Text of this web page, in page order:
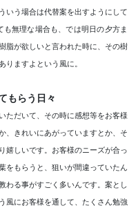
いう場合は代替案を出すようにして
無理な場合も、では明日の夕方ま
脂が欲しいと言われた時に、その樹
りますよという風に。
もらう日々
ただいて、その時に感想等をお客様
、きれいにあがっていますとか、そ
嬉しいです。お客様のニーズが合っ
をもらうと、狙いが間違っていたん
わる事がすごく多いんです。案とし
風にお客様を通して、たくさん勉強